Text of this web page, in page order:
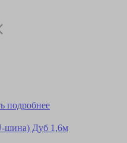
подробнее